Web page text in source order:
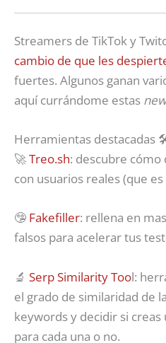
Streamers de TikTok y
cambio de que les
fuertes. Algunos ganan
aquí currándome estas
Herramientas destacadas
🚀Treo.sh: descubre cómo
con usuarios reales (que
🤥 Fakefiller: rellena en
falsos para acelerar tus
🔬 Serp Similarity Tool:
el grado de similaridad de
keywords y decidir si
para cada una o no.